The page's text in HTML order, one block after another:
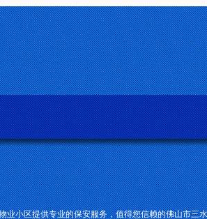
小区提供专业的保安服务，值得您信赖的佛山市三